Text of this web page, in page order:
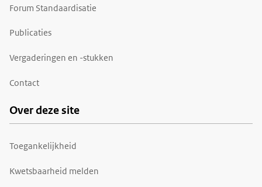
Forum Standaardisatie
Publicaties
Vergaderingen en -stukken
Contact
Over deze site
Toegankelijkheid
Kwetsbaarheid melden